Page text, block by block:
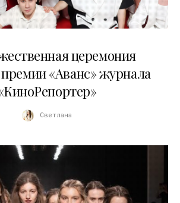
церемония
«Аванс» журнала
Светлана